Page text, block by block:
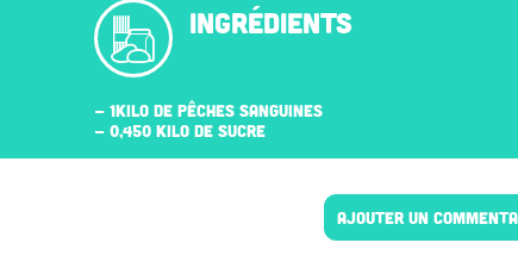
INGRÉDIENTS
- 1KILO DE PÊCHES SANGUINES
- 0,450 KILO DE SUCRE
AJOUTER UN